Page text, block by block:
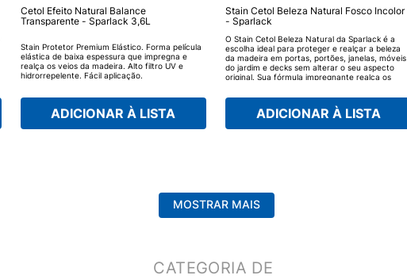
Cetol Efeito Natural Balance
Transparente - Sparlack 3,6L
Stain Protetor Premium Elástico. Forma película
elástica de baixa espessura que impregna e
realça os veios da madeira. Alto filtro UV e
hidrorrepelente. Fácil aplicação.
ADICIONAR À LISTA
Stain Cetol Beleza Natural Fosco Incolor
- Sparlack
O Stain Cetol Beleza Natural da Sparlack é a
escolha ideal para proteger e realçar a beleza
da madeira em portas, portões, janelas, móveis
do jardim e decks sem alterar o seu aspecto
original. Sua fórmula impregnante realça os
contra sol, chuva e radiação UV. Com
tecnologia Balance, já é pronto para uso, seca
rápido e não deixa cheiro. Experimente já e
ADICIONAR À LISTA
MOSTRAR MAIS